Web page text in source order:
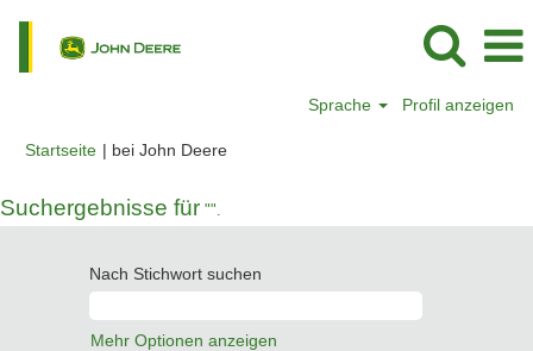
Sprache Profil anzeigen
Startseite | bei John Deere(aktuelle
Suchergebnisse für "".
Nach Stichwort suchen
Mehr Optionen anzeigen